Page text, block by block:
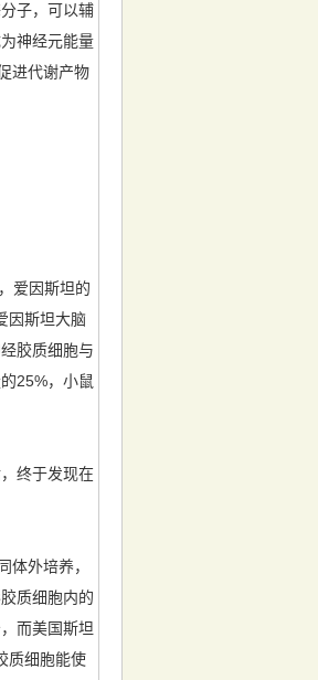
子，可以辅
神经元能量
进代谢产物
爱因斯坦的
因斯坦大脑
胶质细胞与
25%，小鼠
终于发现在
外培养，
质细胞内的
而美国斯坦
质细胞能使